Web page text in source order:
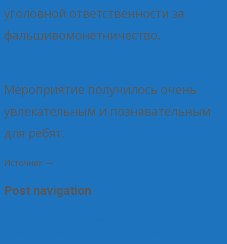
уголовной ответственности за
фальшивомонетничество.
Мероприятие получилось очень
увлекательным и познавательным
для ребят.
Источник — .
Post navigation